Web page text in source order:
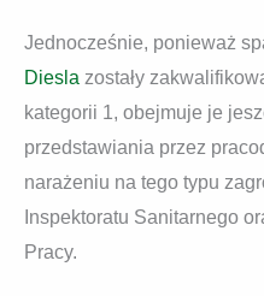
Jednocześnie, ponieważ
Diesla zostały
kategorii 1, obejmuje je
przedstawiania przez
narażeniu na tego typu
Inspektoratu Sanitarnego
Pracy.